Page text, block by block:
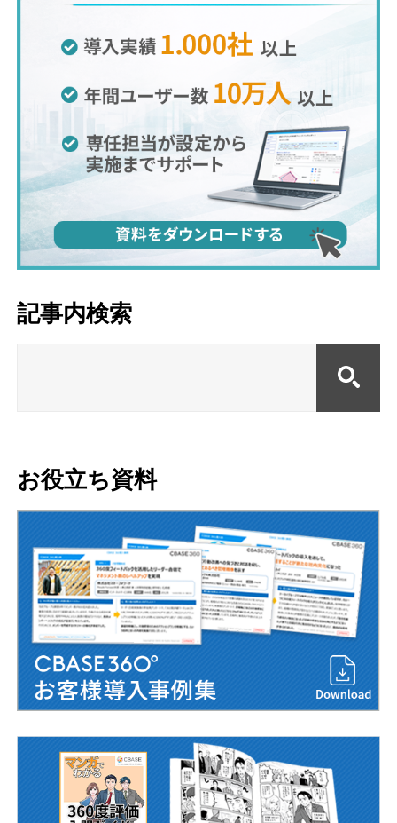
記事内検索
お役立ち資料